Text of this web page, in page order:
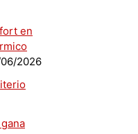
en
2026